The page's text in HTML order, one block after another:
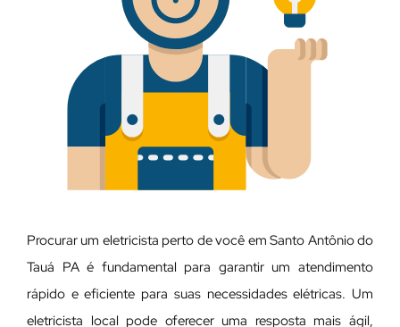
Procurar um eletricista perto de você em Santo Antônio do
Tauá PA é fundamental para garantir um atendimento
rápido e eficiente para suas necessidades elétricas. Um
eletricista local pode oferecer uma resposta mais ágil,